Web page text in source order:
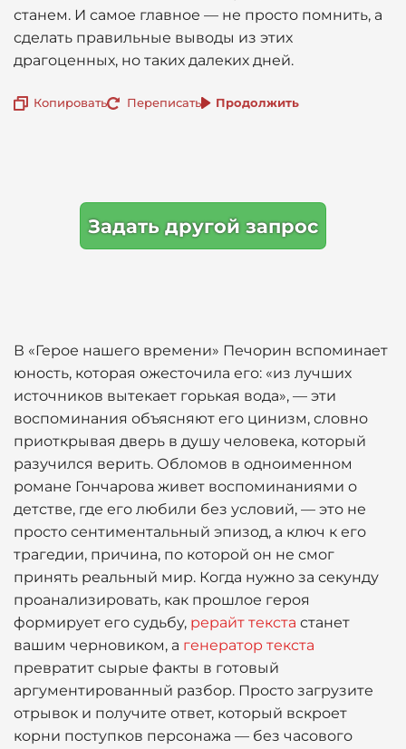
станем. И самое главное — не просто помнить, а
сделать правильные выводы из этих
драгоценных, но таких далеких дней.
Копировать Переписать Продолжить
Задать другой запрос
В «Герое нашего времени» Печорин вспоминает
юность, которая ожесточила его: «из лучших
источников вытекает горькая вода», — эти
воспоминания объясняют его цинизм, словно
приоткрывая дверь в душу человека, который
разучился верить. Обломов в одноименном
романе Гончарова живет воспоминаниями о
детстве, где его любили без условий, — это не
просто сентиментальный эпизод, а ключ к его
трагедии, причина, по которой он не смог
принять реальный мир. Когда нужно за секунду
проанализировать, как прошлое героя
формирует его судьбу, рерайт текста станет
вашим черновиком, а генератор текста
превратит сырые факты в готовый
аргументированный разбор. Просто загрузите
отрывок и получите ответ, который вскроет
корни поступков персонажа — без часового